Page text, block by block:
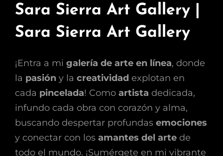
Sara Sierra Art Gallery |
Sara Sierra Art Gallery
¡Entra a mi galería de arte en línea, donde
la pasión y la creatividad explotan en
cada pincelada! Como artista dedicada,
infundo cada obra con corazón y alma,
buscando despertar profundas emociones
y conectar con los amantes del arte de
todo el mundo. ¡Sumérgete en mi vibrante